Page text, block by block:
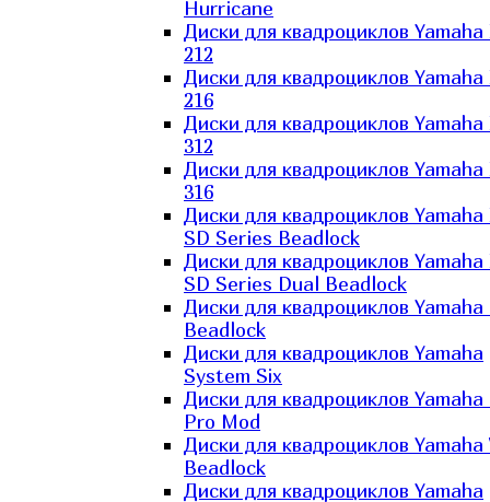
Hurricane
Диски для квадроциклов
212
Диски для квадроциклов
216
Диски для квадроциклов
312
Диски для квадроциклов
316
Диски для квадроциклов
SD Series Beadlock
Диски для квадроциклов
SD Series Dual Beadlock
Диски для квадроциклов Yamaha
Beadlock
Диски для квадроциклов Yamaha
System Six
Диски для квадроциклов Yamaha
Pro Mod
Диски для квадроциклов Yamaha
Beadlock
Диски для квадроциклов Yamaha